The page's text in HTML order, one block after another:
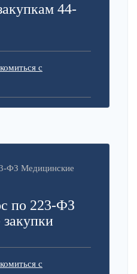
44-
с
ФЗ Медицинские
по 223-ФЗ
с